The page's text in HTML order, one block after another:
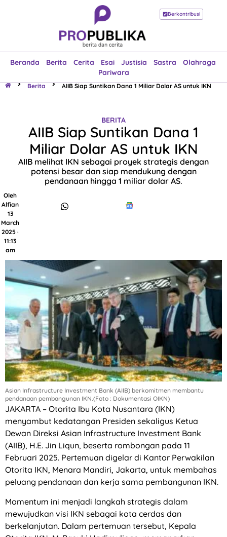
Berkontribusi
Beranda Berita Cerita Esai Justisia Sastra
Olahraga
Pariwara
Beranda
Esai
Justisia
Sastra
Olahraga
Pariwara
Berita AIIB Siap Suntikan Dana 1 Miliar Dolar AS untuk IKN
BERITA
AIIB Siap Suntikan Dana 1
Miliar Dolar AS untuk IKN
AIIB melihat IKN sebagai proyek strategis dengan
potensi besar dan siap mendukung dengan
pendanaan hingga 1 miliar dolar AS.
Oleh
Alfian
13
March
2025 ·
11:13
am
Asian Infrastructure Investment Bank (AIIB) berkomitmen membantu
pendanaan pembangunan IKN.(Foto : Dokumentasi OIKN)
JAKARTA – Otorita Ibu Kota Nusantara (IKN)
menyambut kedatangan Presiden sekaligus Ketua
Dewan Direksi Asian Infrastructure Investment Bank
(AIIB), H.E. Jin Liqun, beserta rombongan pada 11
Februari 2025. Pertemuan digelar di Kantor Perwakilan
Otorita IKN, Menara Mandiri, Jakarta, untuk membahas
peluang pendanaan dan kerja sama pembangunan IKN.
Momentum ini menjadi langkah strategis dalam
mewujudkan visi IKN sebagai kota cerdas dan
berkelanjutan. Dalam pertemuan tersebut, Kepala